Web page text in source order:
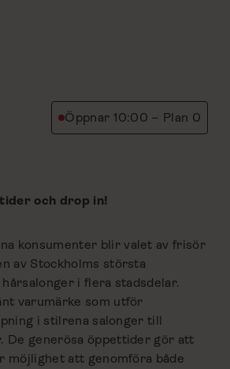
Öppnar 10:00 – Plan 0
och drop in!
konsumenter blir valet av frisör
av Stockholms största
i flera stadsdelar.
varumärke som utför
i stilrena salonger till
De generösa öppettider gör att
möjlighet att genomföra både